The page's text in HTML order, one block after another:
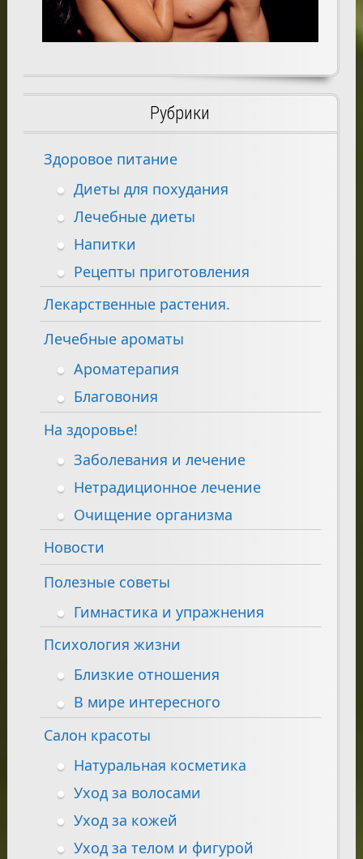
Рубрики
Здоровое питание
Диеты для похудания
Лечебные диеты
Напитки
Рецепты приготовления
Лекарственные растения.
Лечебные ароматы
Ароматерапия
Благовония
На здоровье!
Заболевания и лечение
Нетрадиционное лечение
Очищение организма
Новости
Полезные советы
Гимнастика и упражнения
Психология жизни
Близкие отношения
В мире интересного
Салон красоты
Натуральная косметика
Уход за волосами
Уход за кожей
Уход за телом и фигурой